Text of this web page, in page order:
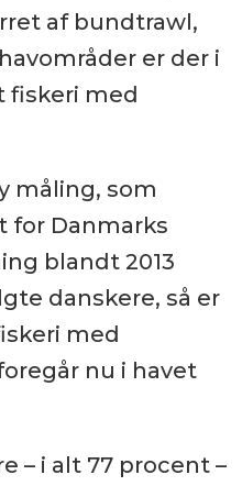
af bundtrawl,
er der i
fiskeri med
måling, som
for Danmarks
blandt 2013
danskere, så er
med
nu i havet
– i alt 77 procent –